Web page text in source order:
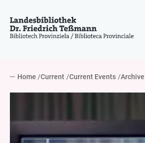
Home Current Current Events Archive